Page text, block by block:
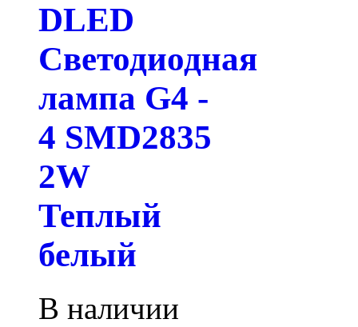
DLED
Светодиодная
лампа G4 -
4 SMD2835
2W
Теплый
белый
В наличии